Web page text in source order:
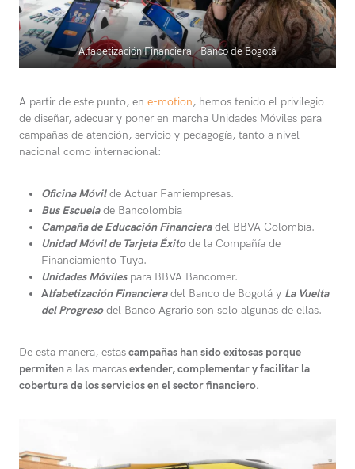
Alfabetización Financiera – Banco de Bogotá
A partir de este punto, en e-motion, hemos tenido el privilegio
de diseñar, adecuar y poner en marcha Unidades Móviles para
campañas de atención, servicio y pedagogía, tanto a nivel
nacional como internacional:
Oficina Móvilde Actuar Famiempresas.
Bus Escuelade Bancolombia
Campaña de Educación Financieradel BBVA Colombia.
Unidad Móvil de Tarjeta Éxitode la Compañía de
Financiamiento Tuya.
Unidades Móviles para BBVA Bancomer.
Alfabetización Financieradel Banco de Bogotá y La Vuelta
del Progresodel Banco Agrario son solo algunas de ellas.
De esta manera, estascampañas han sido exitosas porque
permiten a las marcasextender, complementar y facilitar la
cobertura de los servicios en el sector financiero.